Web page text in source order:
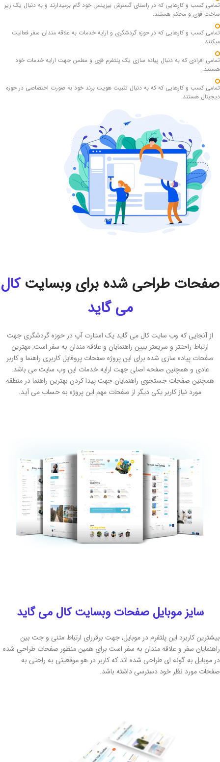
کسب و کارهایی که در راستای گسترش بیزینس خود گام برمیدارند و به دنبال یک زیر
قوی و محکم هستند.
کسب و کارهایی که در حوزه گردشگری و ارایه خدمات به علاقه مندان سفر فعالیت
افرادی که به دنبال پیاده سازی یک پلتفرم قوی و مطمن جهت ارایه خدمات خود
کسب و کارهایی که که به دنبال تثبیت هویت برند خود به صورت اختصاصی در حوزه
هستند.
طراحی شده برای وبسایتکال
می گاید
آنجایی که وب سایت کال می گاید یک استارت آپ در حوزه گردشگری جهت
ارتباط راحتتر و سریعتر بیین راهنمایان و علاقه مندان به سفر است, مهترین
پیاده سازی شده برای این پروژه صفحات پروفایل کاربری راهنما و کاربر
عادی و همچنین صفحه اصلی جهت ارایه خدمات این وب سایت می باشد.
صفحات جستجوی راهنمایان جهت پیدا کردن بهترین راهنما در منطقه
مورد نیاز کاربر یکی دیگر از صفحات مهم این پروژه به حساب می آید.
سایز موبایل صفحات وبسایت کال می گاید
کاربرد این پلتفرم در موبایل, جهت برقررای ارتباط متنی و جت بین
سفر و علاقه مندان به سفر است برای همین منظور صفحات طراحی شده
به گونه ای طراحی شده اند که کاربر در هو موقعیتی به راحتی به
مورد نظر خود دسترسی داشته باشد.